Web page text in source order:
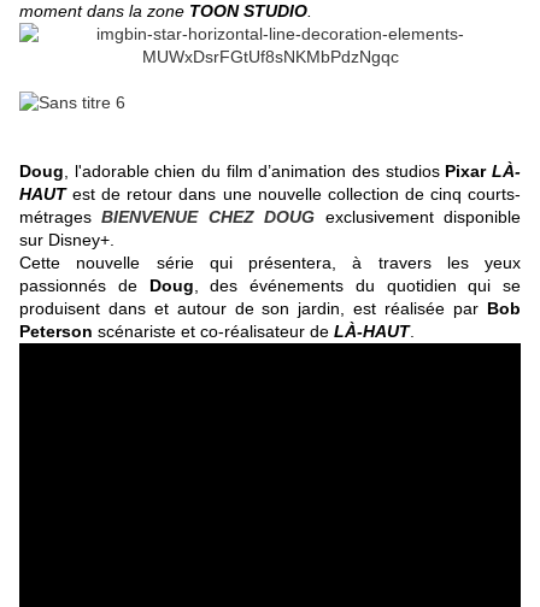
moment dans la zone TOON STUDIO
Doug , l'adorable chien du film d’animation des studios Pixar LÀ-
HAUT est de retour dans une nouvelle collection de cinq courts-
métrages BIENVENUE CHEZ DOUG exclusivement disponible
sur Disney+.
Cette nouvelle série qui présentera, à travers les yeux
passionnés de Doug , des événements du quotidien qui se
produisent dans et autour de son jardin, est réalisée par Bob
Peterson scénariste et co-réalisateur de LÀ-HAUT.